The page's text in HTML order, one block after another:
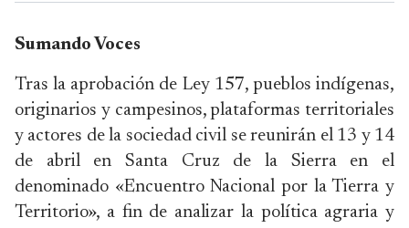
Sumando Voces
Tras la aprobación de Ley 157, pueblos indígenas,
originarios y campesinos, plataformas territoriales
y actores de la sociedad civil se reunirán el 13 y 14
de abril en Santa Cruz de la Sierra en el
denominado «Encuentro Nacional por la Tierra y
Territorio», a fin de analizar la política agraria y